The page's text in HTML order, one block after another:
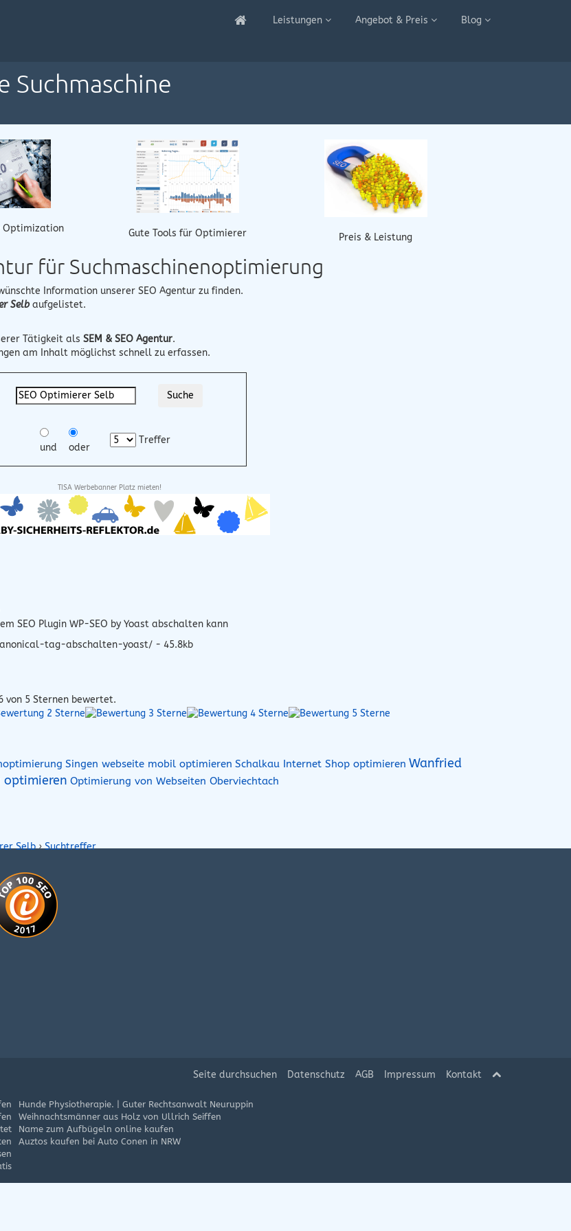
Leistungen Angebot & Preis Blog
Suchmaschine
Optimization Gute Tools für Optimierer Preis & Leistung
für Suchmaschinenoptimierung
Information unserer SEO Agentur zu finden.
Selbaufgelistet.
Tätigkeit als SEM & SEO Agentur.
am Inhalt möglichst schnell zu erfassen.
und oder
Treffer
TISA Werbebanner Platz mieten!
SEO Plugin WP-SEO by Yoast abschalten kann
tag-abschalten-yoast/ - 45.8kb
von 5 Sternen bewertet.
Singen webseite mobil optimieren Schalkau Internet Shop optimieren Wanfried
optimieren Optimierung von Webseiten Oberviechtach
Selb›Suchtreffer
Seite durchsuchen Datenschutz AGB Impressum Kontakt
Hunde Physiotherapie. |Guter Rechtsanwalt Neuruppin
Weihnachtsmänner aus Holz von Ullrich Seiffen
Name zum Aufbügeln online kaufen
Auztos kaufen bei Auto Conen in NRW